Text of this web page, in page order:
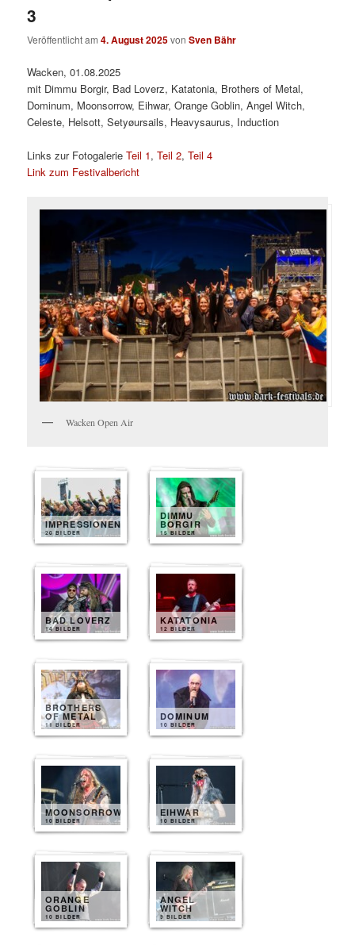
3
Veröffentlicht am4. August 2025vonSven Bähr
Wacken, 01.08.2025
mit Dimmu Borgir, Bad Loverz, Katatonia, Brothers of Metal,
Dominum, Moonsorrow, Eihwar, Orange Goblin, Angel Witch,
Celeste, Helsott, Setyøursails, Heavysaurus, Induction
Links zur FotogalerieTeil 1,Teil 2,Teil 4
Link zum Festivalbericht
Wacken Open Air
IMPRESSIONEN
20 BILDER
DIMMU
BORGIR
15 BILDER
BAD LOVERZ
14 BILDER
KATATONIA
12 BILDER
BROTHERS
OF METAL
11 BILDER
DOMINUM
10 BILDER
MOONSORROW
10 BILDER
EIHWAR
10 BILDER
ORANGE
GOBLIN
10 BILDER
ANGEL
WITCH
9 BILDER